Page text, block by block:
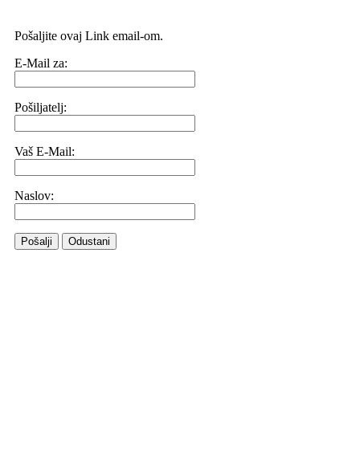
Pošaljite ovaj Link email-om.
E-Mail za:
Pošiljatelj:
Vaš E-Mail:
Naslov:
Pošalji Odustani